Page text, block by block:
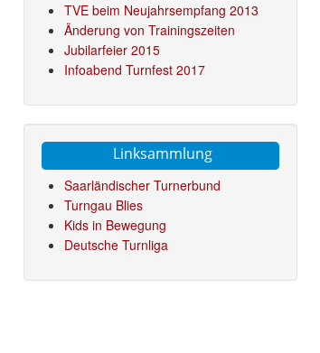
TVE beim Neujahrsempfang 2013
Änderung von Trainingszeiten
Jubilarfeier 2015
Infoabend Turnfest 2017
Linksammlung
Saarländischer Turnerbund
Turngau Blies
Kids in Bewegung
Deutsche Turnliga